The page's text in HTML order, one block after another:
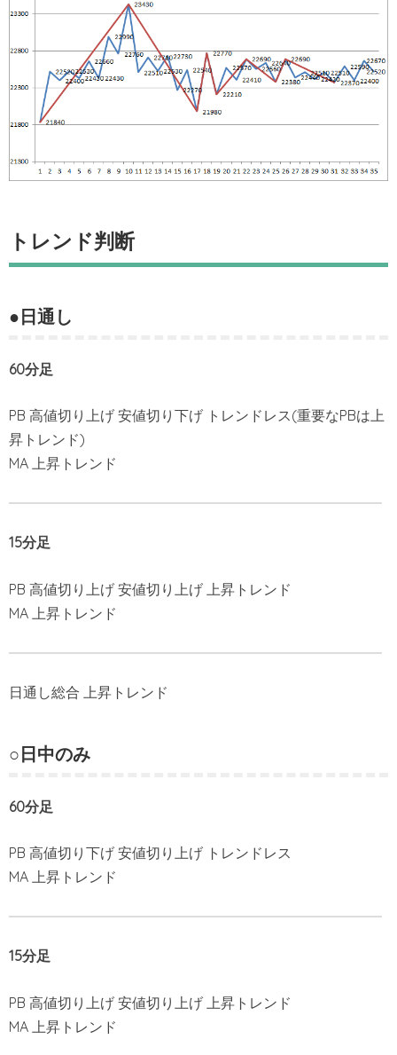
トレンド判断
●日通し
60分足
PB 高値切り上げ 安値切り下げ トレンドレス(重要なPBは上
昇トレンド)
MA 上昇トレンド
15分足
PB 高値切り上げ 安値切り上げ 上昇トレンド
MA 上昇トレンド
日通し総合 上昇トレンド
○日中のみ
60分足
PB 高値切り下げ 安値切り上げ トレンドレス
MA 上昇トレンド
15分足
PB 高値切り上げ 安値切り上げ 上昇トレンド
MA 上昇トレンド